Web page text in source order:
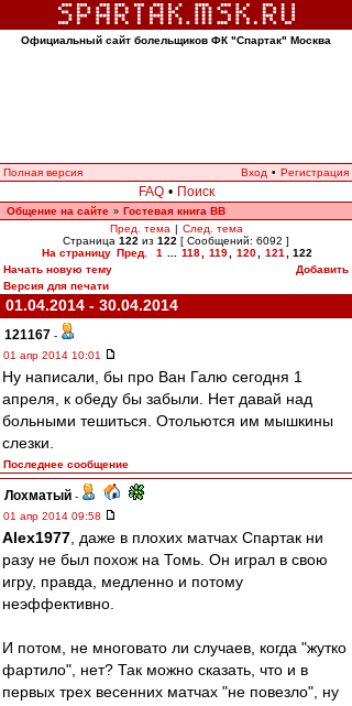
Официальный сайт болельщиков ФК "Спартак" Москва
Полная версия Вход • Регистрация
FAQ • Поиск
Общение на сайте » Гостевая книга ВВ
Пред. тема | След. тема
Страница 122 из 122 [ Сообщений: 6092 ]
На страницу Пред. 1 118 119 120 121
122
Начать новую тему
Добавить
Версия для печати
01.04.2014 - 30.04.2014
121167 -
01 апр 2014 10:01
Ну написали, бы про Ван Галю сегодня 1
апреля, к обеду бы забыли. Нет давай над
больными тешиться. Отольются им мышкины
слезки.
Последнее сообщение
Лохматый -
01 апр 2014 09:58
Alex1977 , даже в плохих матчах Спартак ни
разу не был похож на Томь. Он играл в свою
игру, правда, медленно и потому
неэффективно.
И потом, не многовато ли случаев, когда "жутко
фартило", нет? Так можно сказать, что и в
первых трех весенних матчах "не повезло", ну